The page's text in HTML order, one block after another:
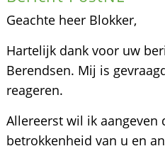
Geachte heer Blokker,
Hartelijk dank voor uw
Berendsen. Mij is
reageren.
Allereerst wil ik aangeven
betrokkenheid van u en